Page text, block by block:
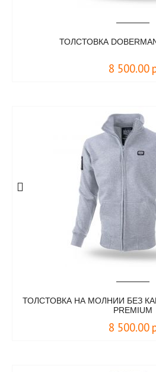
ТОЛСТОВКА
8 500.00
ТОЛСТОВКА НА МОЛНИИ БЕЗ
PREMIUM
8 500.00